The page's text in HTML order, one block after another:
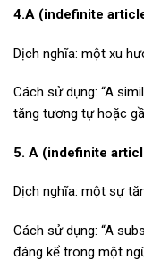
4.A (indefinite
Dịch nghĩa: một xu
Cách sử dụng: “A
tăng tương tự hoặc
5. A (indefinite
Dịch nghĩa: một sự
Cách sử dụng: “A
đáng kể trong một